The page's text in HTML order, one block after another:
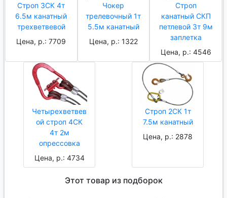
Строп 3СК 4т
6.5м канатный
трехветвевой
Цена, р.: 7709
Чокер
трелевочный 1т
5.5м канатный
Цена, р.: 1322
Строп
канатный СКП
петлевой 3т 9м
заплетка
Цена, р.: 4546
Четырехветвев
ой строп 4СК
4т 2м
опрессовка
Цена, р.: 4734
Строп 2СК 1т
7.5м канатный
Цена, р.: 2878
Этот товар из подборок